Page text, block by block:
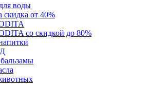
воды
скидка от 40%
со скидкой до 80%